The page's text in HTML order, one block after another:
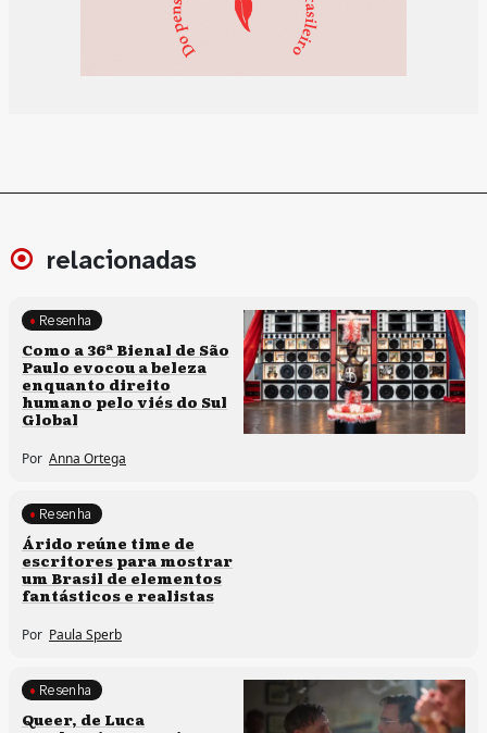
relacionadas
Processos artísticos
Resenha
Como a 36ª Bienal de São
Paulo evocou a beleza
enquanto direito
humano pelo viés do Sul
Global
Por Anna Ortega
Processos artísticos
Resenha
Árido reúne time de
escritores para mostrar
um Brasil de elementos
fantásticos e realistas
Por Paula Sperb
Processos artísticos
Resenha
Queer, de Luca